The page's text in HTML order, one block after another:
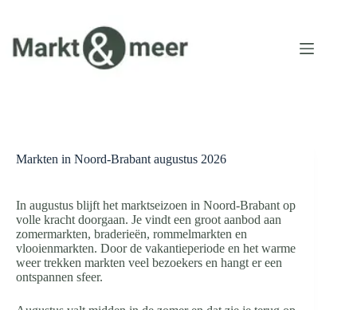
de
inhoud
Markten in Noord-Brabant augustus 2026
In augustus blijft het marktseizoen in Noord-Brabant op
volle kracht doorgaan. Je vindt een groot aanbod aan
zomermarkten, braderieën, rommelmarkten en
vlooienmarkten. Door de vakantieperiode en het warme
weer trekken markten veel bezoekers en hangt er een
ontspannen sfeer.